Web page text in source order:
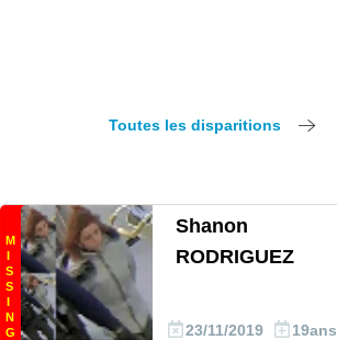
Toutes les disparitions
M
I
S
S
I
N
G
Shanon
RODRIGUEZ
23/11/2019
19ans